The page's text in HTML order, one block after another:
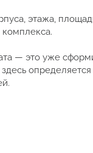
этажа,
— это уже